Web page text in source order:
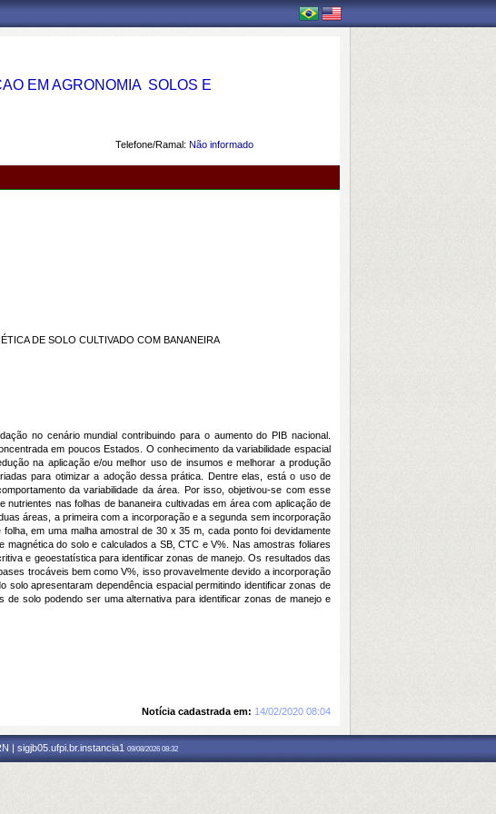
EM AGRONOMIA  SOLOS E
Telefone/Ramal: Não informado
DE SOLO CULTIVADO COM BANANEIRA
no cenário mundial contribuindo para o aumento do PIB nacional.
em poucos Estados. O conhecimento da variabilidade espacial
na aplicação e/ou melhor uso de insumos e melhorar a produção
para otimizar a adoção dessa prática. Dentre elas, está o uso de
da variabilidade da área. Por isso, objetivou-se com esse
nas folhas de bananeira cultivadas em área com aplicação de
áreas, a primeira com a incorporação e a segunda sem incorporação
em uma malha amostral de 30 x 35 m, cada ponto foi devidamente
do solo e calculados a SB, CTC e V%. Nas amostras foliares
e geoestatística para identificar zonas de manejo. Os resultados das
trocáveis bem como V%, isso provavelmente devido a incorporação
apresentaram dependência espacial permitindo identificar zonas de
solo podendo ser uma alternativa para identificar zonas de manejo e
Notícia cadastrada em: 14/02/2020 08:04
| sigjb05.ufpi.br.instancia1 09/08/2026 08:32